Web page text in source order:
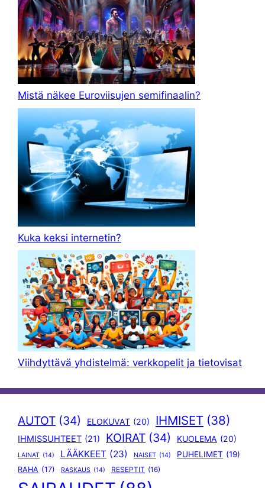
Mistä näkee Euroviisujen semifinaalin?
Kuka keksi internetin?
Viihdyttävä yhdistelmä: verkkopelit ja tietovisat
AUTOT (34) ELOKUVAT (20) IHMISET (38)
IHMISSUHTEET (21) KOIRAT (34) KUOLEMA (20)
LAINAT (14) LÄÄKKEET (23) NAISET (14) PUHELIMET (19)
RAHA (17) RASKAUS (14) RESEPTIT (16)